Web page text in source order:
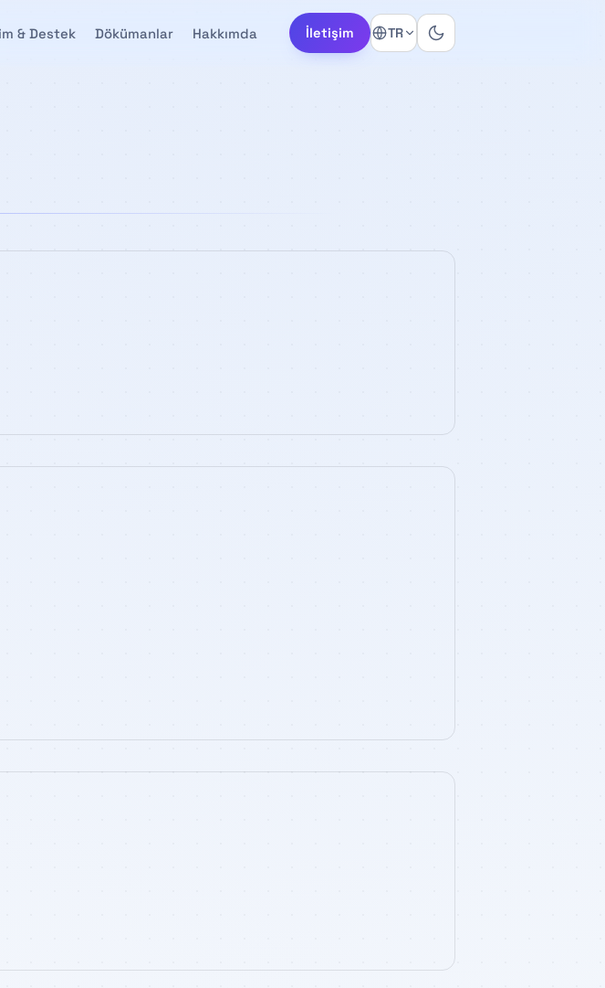
İletişim TR
& Destek Dökümanlar Hakkımda